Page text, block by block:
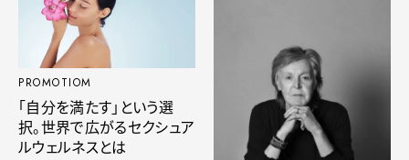
PROMOTIOM
「自分を満たす」という選
択。世界で広がるセクシュア
ルウェルネスとは